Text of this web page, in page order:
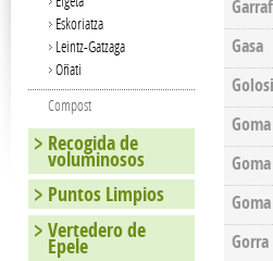
Gasa
Goma
Gorra
Eskoriatza
Leintz-Gatzaga
Oñati
Compost
Recogida de
voluminosos
Puntos Limpios
Vertedero de
Epele